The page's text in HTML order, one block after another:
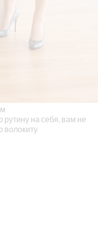
на себя, вам не
волокиту